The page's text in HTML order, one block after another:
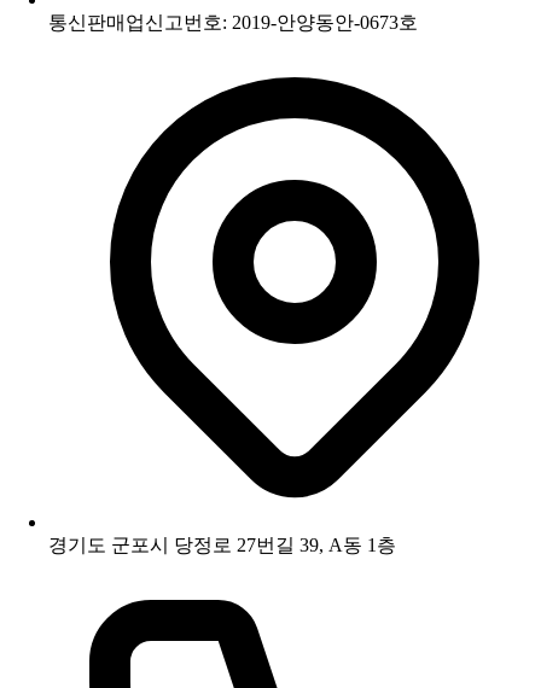
통신판매업신고번호: 2019-안양동안-0673호
경기도 군포시 당정로 27번길 39, A동 1층